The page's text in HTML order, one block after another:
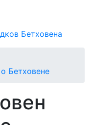
Бетховена
Бетховене